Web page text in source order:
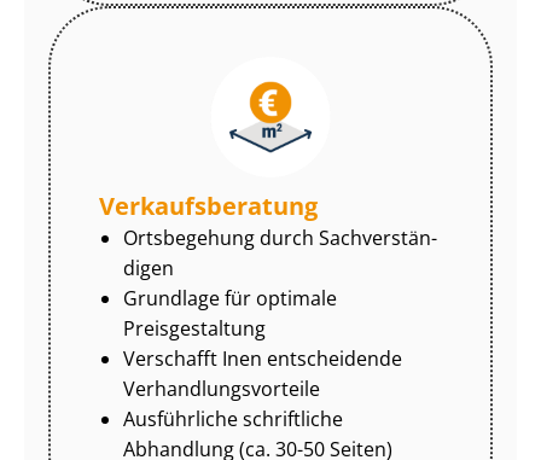
Ver­kaufs­be­ra­tung
Ortsbegehung durch Sach­ver­stän­
di­gen
Grundlage für optimale
Preisgestaltung
Verschafft Inen entscheidende
Ver­hand­lungs­vor­tei­le
Ausführliche schriftliche
Abhandlung (ca. 30-50 Seiten)